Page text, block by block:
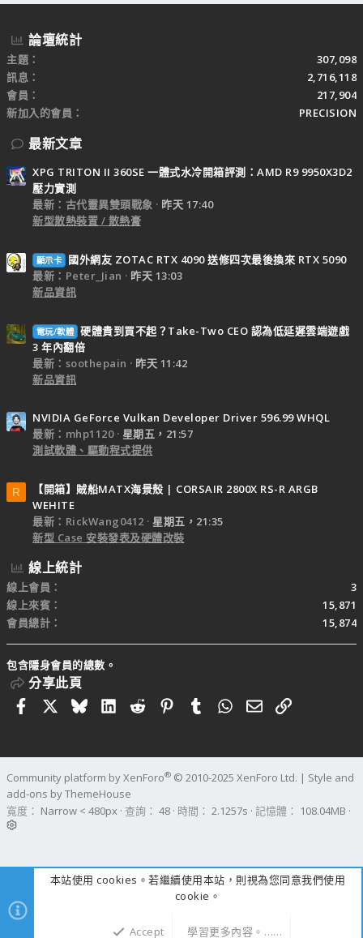
論壇統計
主題
307,098
訊息
2,716,118
會員
217,904
新加入的會員
PRECISION
最新文章
XPG TRITON II 360SE 一體式水冷開箱評測：AMD R9 9950X3D2
壓力實測
最新：古代靈異雙頭戰象
昨天 17:40
新型散熱裝置 / 散熱膏
顯示卡
國外網友 ZOTAC RTX 4090 送修四次最後換來 RTX 5090
最新：Peter_Jian
昨天 13:03
新品資訊
電玩/軟體 硬體貴到買不起？Take-Two CEO 認為低延遲雲端遊戲
3 年內翻倍
最新：soothepain
昨天 11:42
新品資訊
NVIDIA GeForce Vulkan Developer Driver 596.99 WHQL
最新：mhp1120
星期五，21:57
測試軟體、驅動程式提供
R
【開箱】賊船MATX海景殼 | CORSAIR 2800X RS-R ARGB
WEHITE
最新：RickWang0412
星期五，21:35
新型 Case 安裝發表及硬體改裝
線上統計
線上會員
3
線上來賓
15,871
會員總計
15,874
包含隱身會員的總數。
分享此頁
FacebookBlueskyLinkedIn
RedditPinterestTumblrWhatsApp
電子郵件
連結
Community platform by XenForo® © 2010-2025 XenForo Ltd. | Style and
add-ons by ThemeHouse
寬度
查詢 48 時間 2.1257s 記憶體 108.04MB
本站使用 cookies。若繼續使用本站，則視為您同意我們使用
cookie。
Accept 學習更多內容。……